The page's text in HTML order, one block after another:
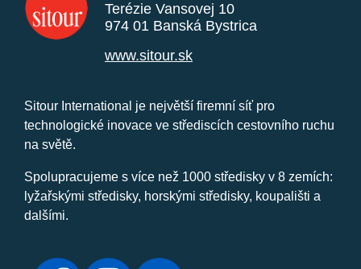
Terézie Vansovej 10
974 01 Banská Bystrica
www.sitour.sk
Sitour International je největší firemní síť pro
technologické inovace ve střediscích cestovního ruchu
na světě.
Spolupracujeme s více než 1000 středisky v 8 zemích:
lyžařskými středisky, horskými středisky, koupališti a
dalšími.